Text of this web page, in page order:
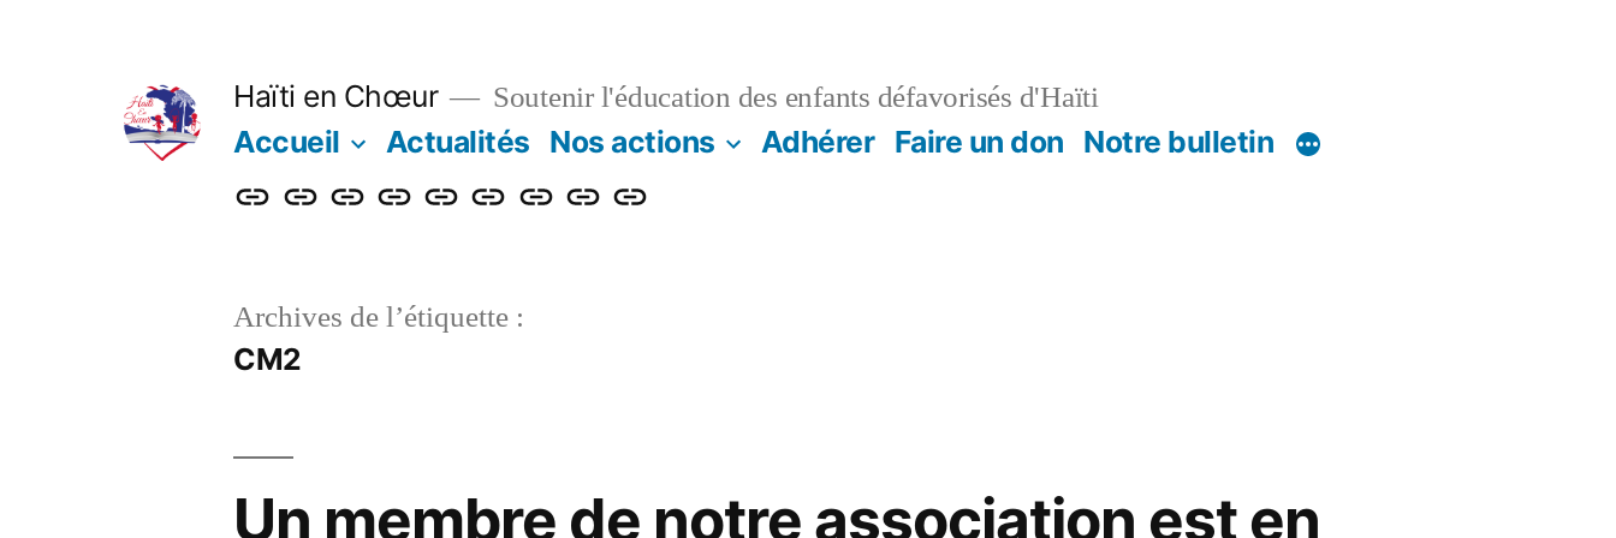
Haïti en Chœur Soutenir l'éducation des enfants défavorisés d'Haïti
Accueil Actualités Nos actions Adhérer Faire un don Notre bulletin
AccueilActualités
Nos Adhérer
FaireNotreLe
Contact
Projet
l’Institution
Archives de l’étiquette :
CM2
Un membre de notre association est en